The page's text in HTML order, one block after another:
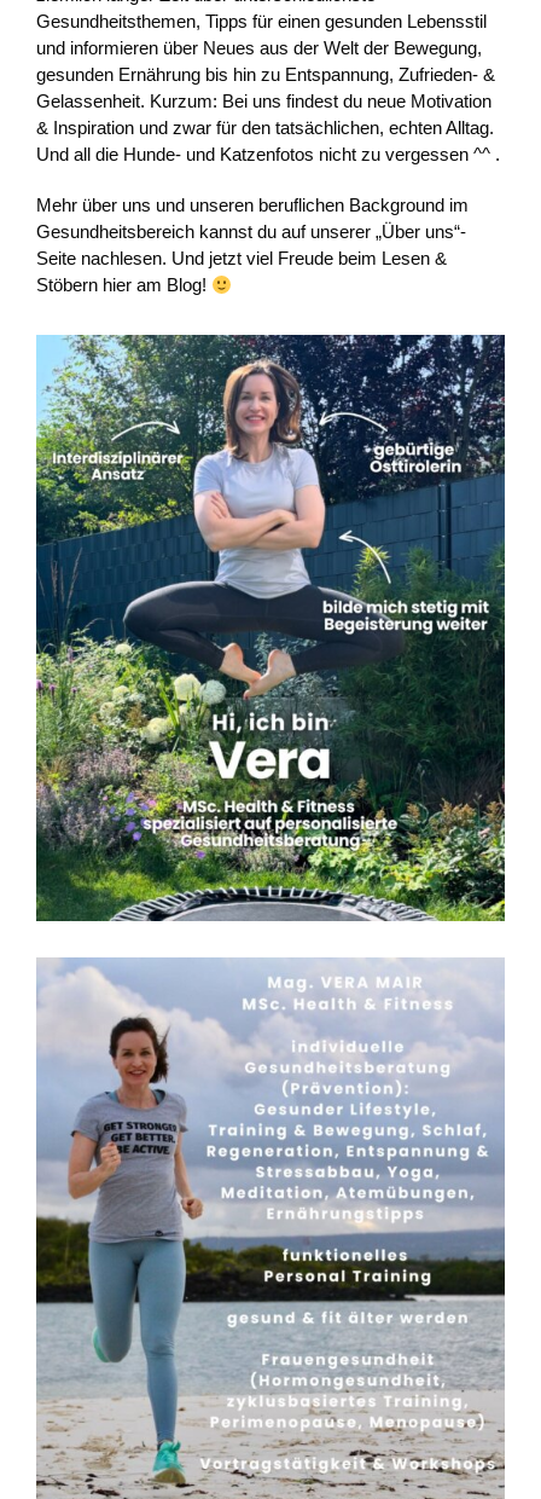
Gesundheitsthemen, Tipps für einen gesunden Lebensstil
und informieren über Neues aus der Welt der Bewegung,
gesunden Ernährung bis hin zu Entspannung, Zufrieden- &
Gelassenheit. Kurzum: Bei uns findest du neue Motivation
& Inspiration und zwar für den tatsächlichen, echten Alltag.
Und all die Hunde- und Katzenfotos nicht zu vergessen ^^ .
Mehr über uns und unseren beruflichen Background im
Gesundheitsbereich kannst du auf unserer „Über uns“-
Seite nachlesen. Und jetzt viel Freude beim Lesen &
Stöbern hier am Blog!